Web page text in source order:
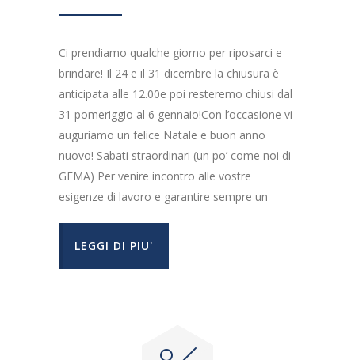
Ci prendiamo qualche giorno per riposarci e
brindare! Il 24 e il 31 dicembre la chiusura è
anticipata alle 12.00e poi resteremo chiusi dal
31 pomeriggio al 6 gennaio!Con l’occasione vi
auguriamo un felice Natale e buon anno
nuovo! Sabati straordinari (un po’ come noi di
GEMA) Per venire incontro alle vostre
esigenze di lavoro e garantire sempre un
LEGGI DI PIU'